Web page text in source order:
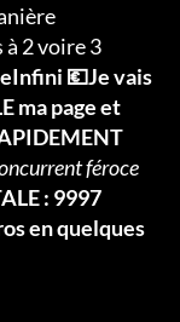
à 2 voire 3
💶Je vais
ma page et
féroce
: 9997
en quelques